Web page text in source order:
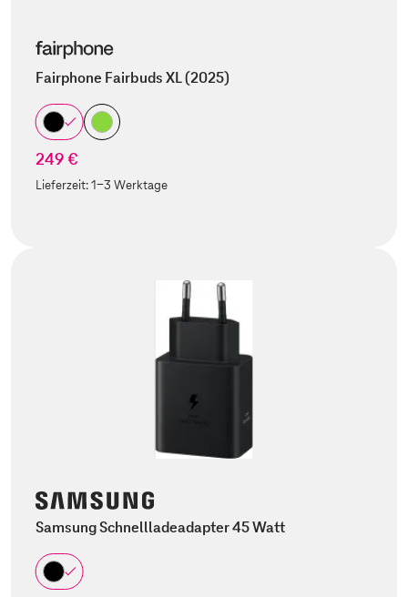
Fairphone Fairbuds XL (2025)
249 €
Lieferzeit:1-3 Werktage
Samsung Schnellladeadapter 45 Watt